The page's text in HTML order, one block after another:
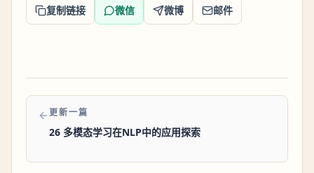
复制链接 微信 微博 邮件
更新一篇
26 多模态学习在NLP中的应用探索